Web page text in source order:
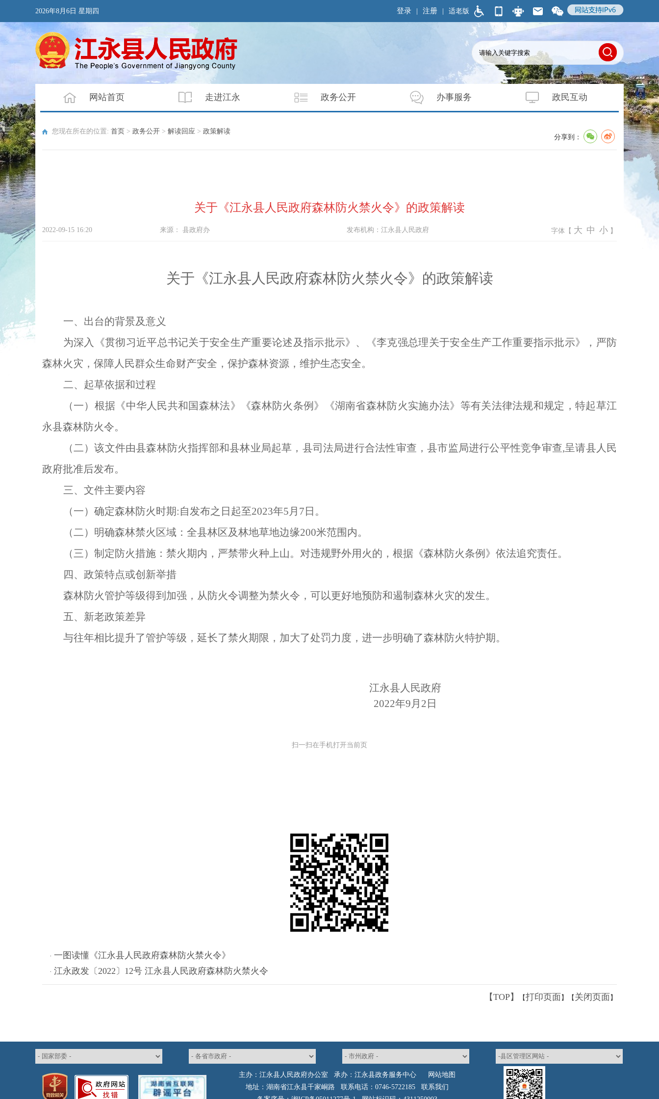
2026年8月6日 星期四 适老版
登录 | 注册 |
网站首页 走进江永 政务公开 办事服务 政民互动
您现在所在的位置: 首页 > 政务公开 > 解读回应 > 政策解读
分享到：
关于《江永县人民政府森林防火禁火令》的政策解读
2022-09-15 16:20 来源：县政府办 发布机构：江永县人民政府 字体【 大 中 小 】
关于《江永县人民政府森林防火禁火令》的政策解读
一、 出台的背景及意义
为深入
《贯彻习近平总书记关于安全生产重要论述及指示批示》、《李克强总理关于安全生产工作重要指示批示》，严防
森林火灾，保障人民群众生命财产安全， 保护森林资源，维护生态安全。
二、起草依据和过程
（一） 根据《中华人民共和国森林法》《森林防火条例》《湖南省森林防火实施办法》等有关法律法规和规定，特起草江
永县森林防火令。
（二）该文件由县森林防火指挥部和县林业局起草， 县司法局进行合法性审查，县市监局进行公平性竞争审查,呈请县人民
政府批准后发布。
三、文件主要内容
（一） 确定森林防火时期:自发布之日起至2023年5月7日。
（二） 明确森林禁火区域：全县林区及林地草地边缘200米范围内。
（三） 制定防火措施： 禁火期内，严禁带火种上山。对违规野外用火的，根据《森林防火条例》依法追究责任。
四、政策特点或创新举措
森林防火管护等级得到加强，从防火令调整为禁火令，可以更好地预防和遏制森林火灾的发生。
五、新老政策差异
与往年相比提升了管护等级，延长了禁火期限，加大了处罚力度，进一步明确了森林防火特护期。
江永县人民政府
2022年9月2日
扫一扫在手机打开当前页
· 一图读懂《江永县人民政府森林防火禁火令》
· 江永政发〔2022〕12号 江永县人民政府森林防火禁火令
【TOP】 【打印页面 】【 关闭页面 】
主办：江永县人民政府办公室 承办：江永县政务服务中心
网站地图
地址：湖南省江永县千家峒路 联系电话：0746-5722185联系我们